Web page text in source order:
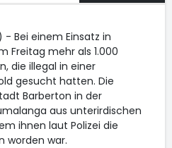
- Bei einem Einsatz in
Freitag mehr als 1.000
die illegal in einer
gesucht hatten. Die
Barberton in der
aus unterirdischen
ihnen laut Polizei die
worden war.